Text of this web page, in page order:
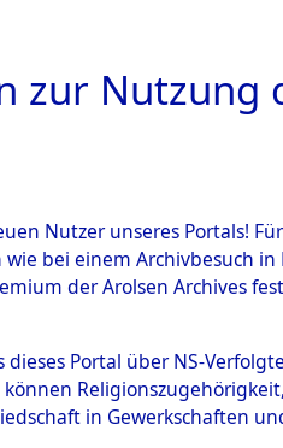
0003
zur Nutzung
Nutzer unseres Portals!
bei einem Archivbesuch
der Arolsen Archives
dieses Portal über NS-
in Gewerkschaften